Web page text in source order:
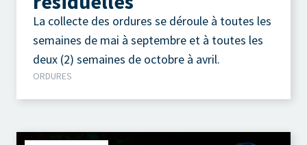
La collecte des ordures se déroule à toutes les
semaines de mai à septembre et à toutes les
deux (2) semaines de octobre à avril.
ORDURES